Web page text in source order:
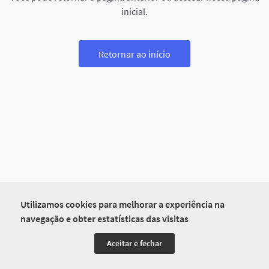
Utilizamos cookies para melhorar a experiência na
navegação e obter estatísticas das visitas
Aceitar e fechar
inicial.
Retornar ao início